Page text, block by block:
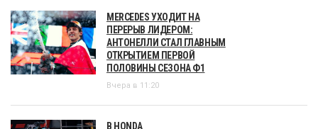
MERCEDES УХОДИТ НА
ПЕРЕРЫВ ЛИДЕРОМ:
АНТОНЕЛЛИ СТАЛ ГЛАВНЫМ
ОТКРЫТИЕМ ПЕРВОЙ
ПОЛОВИНЫ СЕЗОНА Ф1
Вчера в 11:20
В HONDA